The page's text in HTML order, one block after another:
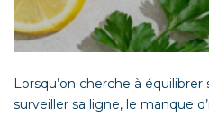
Lorsqu’on cherche à
surveiller sa ligne, le manque